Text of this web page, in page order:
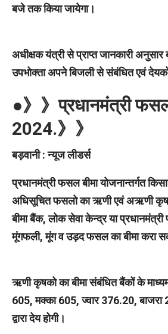
बजे तक किया जायेगा।
अधीक्षक यंत्री से प्राप्त जानकारी
उपभोक्ता अपने बिजली से संबंधित एवं
●》》प्रधानमंत्री फसल
2024.》》
बड़वानी : न्यूज लीडर्स
प्रधानमंत्री फसल बीमा योजनान्तर्गत
अधिसूचित फसलो का ऋणी एवं अऋणी
बीमा बैंक, लोक सेवा केन्द्र या
मूंगफली, मूंग व उड़द फसल का बीमा करा
ऋणी कृषको का बीमा संबंधित बैंकों के
605, मक्का 605, ज्वार 376.20,
द्वारा देय होगी।